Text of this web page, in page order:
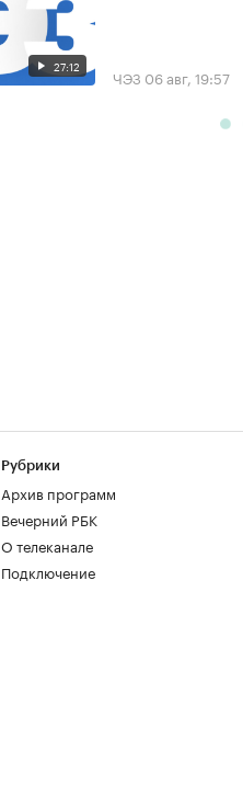
27:12 ЧЭЗ 06 авг, 19:57
Рубрики
Архив программ
Вечерний РБК
О телеканале
Подключение